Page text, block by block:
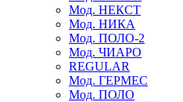
Мод. НЕКСТ
Мод. НИКА
Мод. ПОЛО-2
Мод. ЧИАРО
REGULAR
Мод. ГЕРМЕС
Мод. ПОЛО